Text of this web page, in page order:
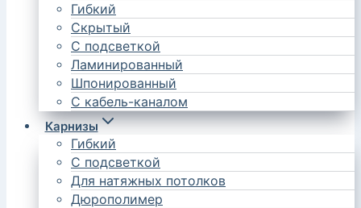
Гибкий
Скрытый
С подсветкой
Ламинированный
Шпонированный
С кабель-каналом
Карнизы
Гибкий
С подсветкой
Для натяжных потолков
Дюрополимер